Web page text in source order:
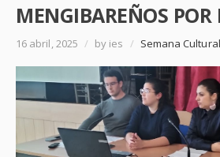
MENGIBAREÑOS
16 abril, 2025 / by ies / Semana Cultural